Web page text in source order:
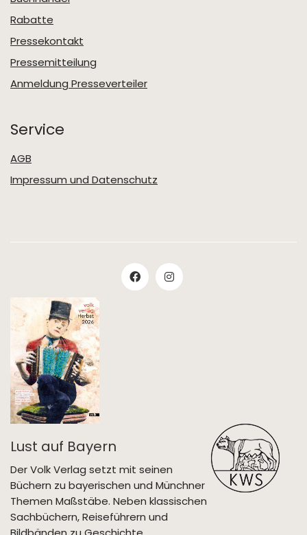
Rabatte
Pressekontakt
Pressemitteilung
Anmeldung Presseverteiler
Service
AGB
Impressum und Datenschutz
Lust auf Bayern
Der Volk Verlag setzt mit seinen
Büchern zu bayerischen und Münchner
Themen Maßstäbe. Neben klassischen
Sachbüchern, Reiseführern und